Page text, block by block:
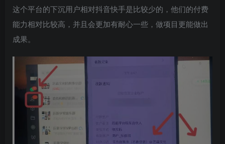
这个平台的下沉用户相对抖音快手是比较少的，他们的付费
能力相对比较高，并且会更加有耐心一些，做项目更能做出
成果。